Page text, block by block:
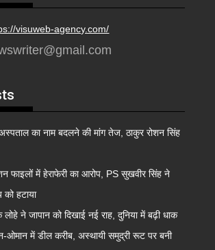
visuweb-agency.com/
का नाम बदलने की मांग तेज, ठाकुर रोशन सिंह
फाइलों में हेराफेरी का आरोप, PS सुखवीर सिंह ने
को हटाया
ने जापान को दिखाई नई राह, दुनिया में बढ़ी धाक
ओमान में डील करीब, अस्थायी समुद्री रूट पर बनी